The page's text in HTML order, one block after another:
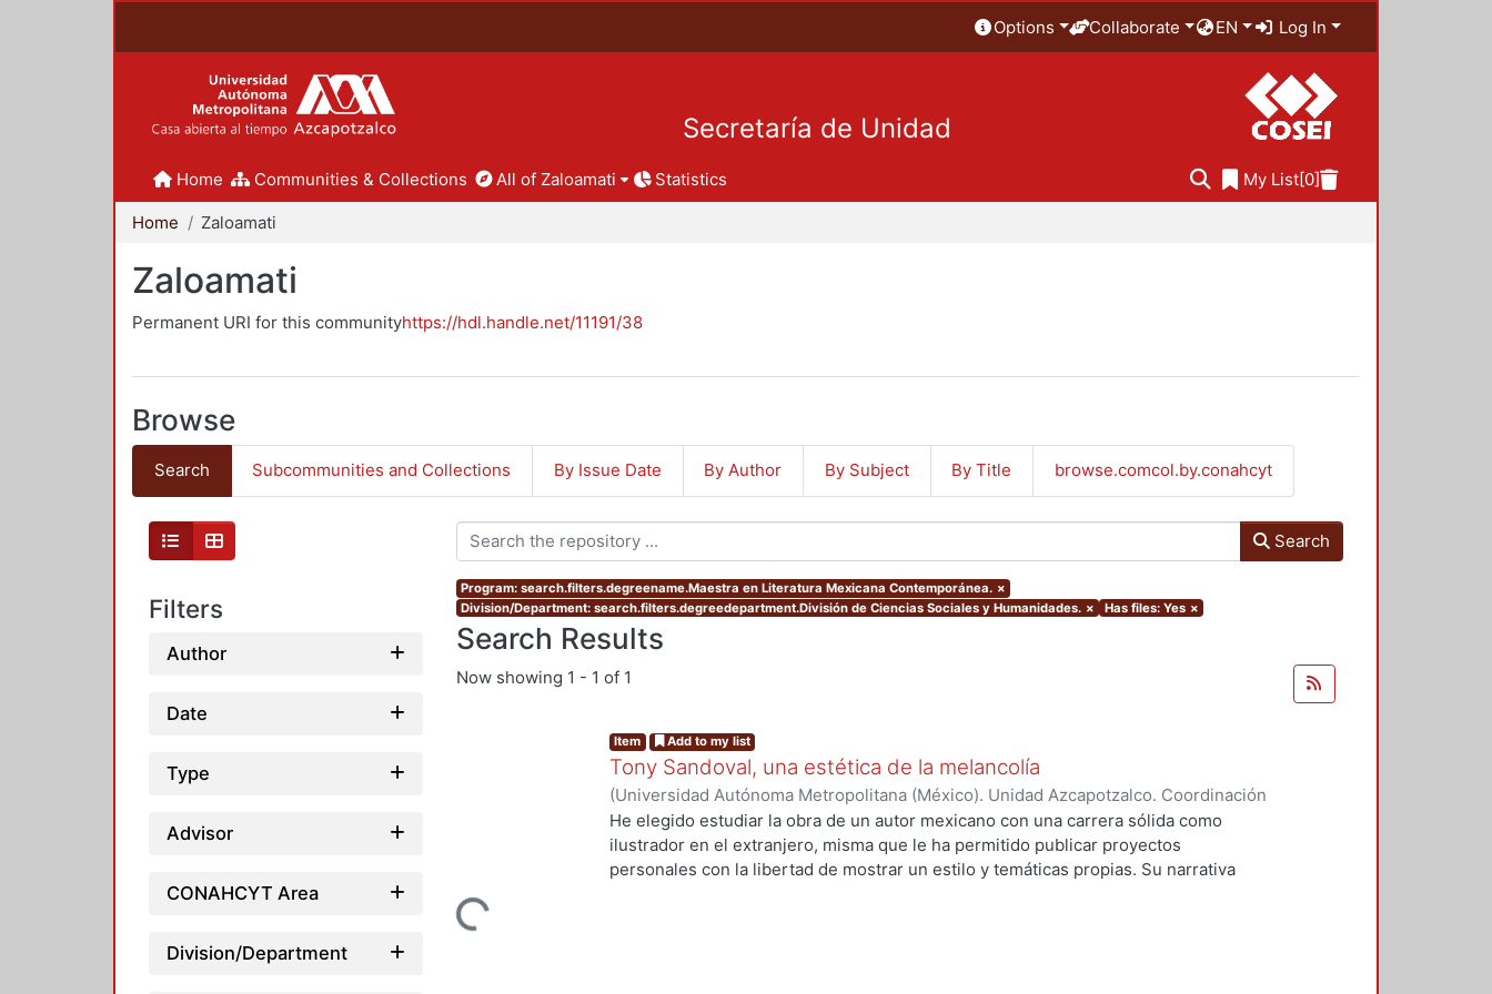
Options Collaborate EN Log In
Secretaría de Unidad
Home Communities & Collections All of Zaloamati Statistics My List[0]
Home Zaloamati
Zaloamati
Permanent URI for this communityhttps://hdl.handle.net/11191/38
Browse
Search Subcommunities and Collections By Issue Date By Author By Subject By Title browse.comcol.by.conahcyt
Filters
Author
Date
Type
Advisor
CONAHCYT Area
Division/Department
Search
Program: search.filters.degreename.Maestra en Literatura Mexicana Contemporánea. ×
Division/Department: search.filters.degreedepartment.División de Ciencias Sociales y Humanidades. × Has files: Yes ×
Search Results
Now showing 1 - 1 of 1
Loading...
Item Add to my list
Tony Sandoval, una estética de la melancolía
(Universidad Autónoma Metropolitana (México). Unidad Azcapotzalco. Coordinación
de Servicios de Información.,2019-10)Vázquez Díaz, Nadia
He elegido estudiar la obra de un autor mexicano con una carrera sólida como
ilustrador en el extranjero, misma que le ha permitido publicar proyectos
personales con la libertad de mostrar un estilo y temáticas propias. Su narrativa